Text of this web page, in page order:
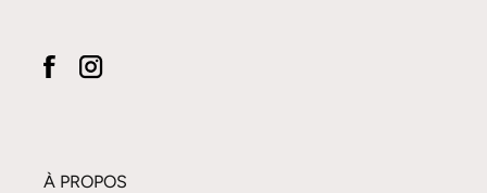
À PROPOS